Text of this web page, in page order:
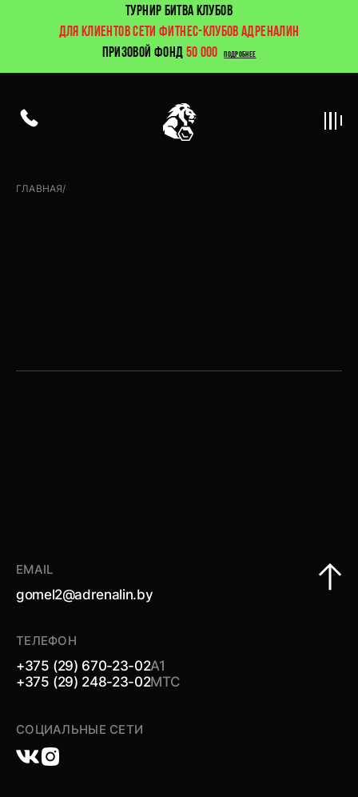
ТУРНИР БИТВА КЛУБОВ
ДЛЯ КЛИЕНТОВ СЕТИ ФИТНЕС-КЛУБОВ АДРЕНАЛИН
ПРИЗОВОЙ ФОНД 50 000 ПОДРОБНЕЕ
ГЛАВНАЯ/
занятия
EMAIL
gomel2@adrenalin.by
ТЕЛЕФОН
+375 (29) 670-23-02А1
+375 (29) 248-23-02МТС
СОЦИАЛЬНЫЕ СЕТИ